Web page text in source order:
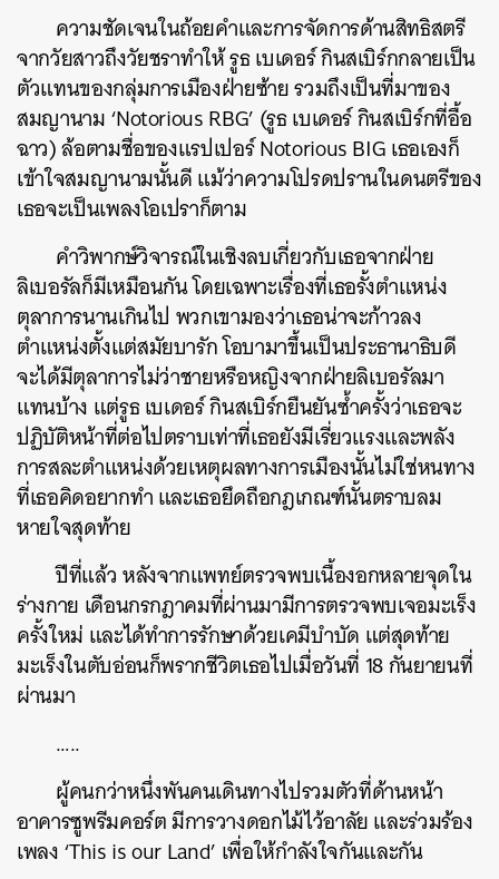
ความชัดเจนในถ้อยคำและการจัดการด้านสิทธิสตรี
จากวัยสาวถึงวัยชราทำให้รูธเบเดอร์กินสเบิร์กกลายเป็น
ตัวแทนของกลุ่มการเมืองฝ่ายซ้ายรวมถึงเป็นที่มาของ
สมญานาม‘Notorious RBG’ (รูธเบเดอร์กินสเบิร์กที่อื้อ
ฉาว)ล้อตามชื่อของแรปเปอร์Notorious BIGเธอเองก็
เข้าใจสมญานามนั้นดีแม้ว่าความโปรดปรานในดนตรีของ
เธอจะเป็นเพลงโอเปราก็ตาม
คำวิพากษ์วิจารณ์ในเชิงลบเกี่ยวกับเธอจากฝ่าย
ลิเบอรัลก็มีเหมือนกันโดยเฉพาะเรื่องที่เธอรั้งตำแหน่ง
ตุลาการนานเกินไป พวกเขามองว่าเธอน่าจะก้าวลง
ตำแหน่งตั้งแต่สมัยบารักโอบามาขึ้นเป็นประธานาธิบดี
จะได้มีตุลาการไม่ว่าชายหรือหญิงจากฝ่ายลิเบอรัลมา
แทนบ้าง แต่รูธเบเดอร์กินสเบิร์กยืนยันซ้ำครั้งว่าเธอจะ
ปฏิบัติหน้าที่ต่อไปตราบเท่าที่เธอยังมีเรี่ยวแรงและพลัง
การสละตำแหน่งด้วยเหตุผลทางการเมืองนั้นไม่ใช่หนทาง
ที่เธอคิดอยากทำและเธอยึดถือกฎเกณฑ์นั้นตราบลม
หายใจสุดท้าย
ปีที่แล้วหลังจากแพทย์ตรวจพบเนื้องอกหลายจุดใน
ร่างกาย เดือนกรกฎาคมที่ผ่านมามีการตรวจพบเจอมะเร็ง
ครั้งใหม่ และได้ทำการรักษาด้วยเคมีบำบัด แต่สุดท้าย
มะเร็งในตับอ่อนก็พรากชีวิตเธอไปเมื่อวันที่18กันยายนที่
ผ่านมา
…..
ผู้คนกว่าหนึ่งพันคนเดินทางไปรวมตัวที่ด้านหน้า
อาคารซูพรีมคอร์ตมีการวางดอกไม้ไว้อาลัยและร่วมร้อง
เพลง‘This is our Land’ เพื่อให้กำลังใจกันและกัน